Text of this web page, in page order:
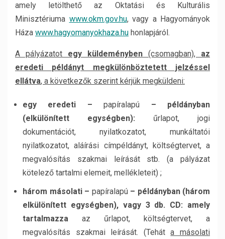
amely letölthető az Oktatási és Kulturális
Minisztériuma www.okm.gov.hu, vagy a Hagyományok
Háza www.hagyomanyokhaza.hu honlapjáról.
A pályázatot egy küldeményben (csomagban), az
eredeti példányt megkülönböztetett jelzéssel
ellátva, a következők szerint kérjük megküldeni:
egy eredeti – papíralapú – példányban
(elkülönített egységben): űrlapot, jogi
dokumentációt, nyilatkozatot, munkáltatói
nyilatkozatot, aláírási címpéldányt, költségtervet, a
megvalósítás szakmai leírását stb. (a pályázat
kötelező tartalmi elemeit, mellékleteit) ;
három másolati – papíralapú – példányban (három
elkülönített egységben), vagy 3 db. CD: amely
tartalmazza az űrlapot, költségtervet, a
megvalósítás szakmai leírását. (Teháta másolati